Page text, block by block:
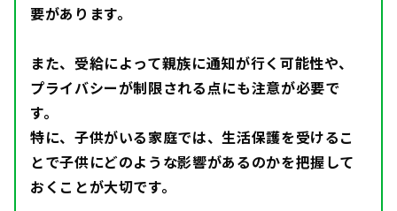
要があります。
また、受給によって親族に通知が行く可能性や、
プライバシーが制限される点にも注意が必要で
す。
特に、子供がいる家庭では、生活保護を受けるこ
とで子供にどのような影響があるのかを把握して
おくことが大切です。